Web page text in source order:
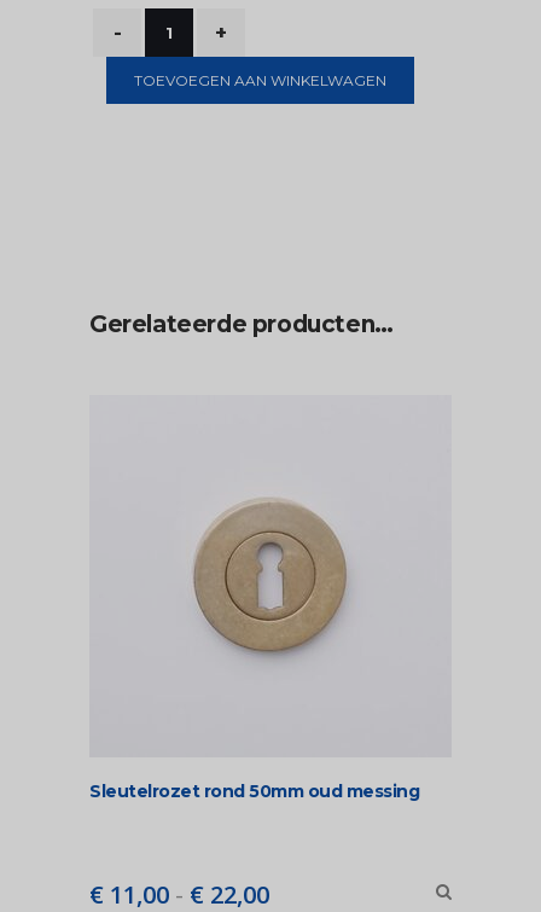
TOEVOEGEN AAN WINKELWAGEN
Gerelateerde producten…
Sleutelrozet rond 50mm oud messing
€ 11,00 - € 22,00Prijsklasse: